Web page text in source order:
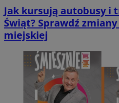
Jak kursują autobusy i
Świąt? Sprawdź
miejskiej